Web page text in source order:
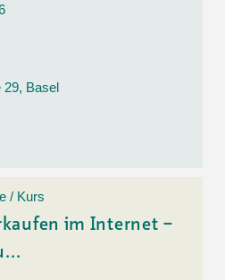
29, Basel
/ Kurs
im Internet –